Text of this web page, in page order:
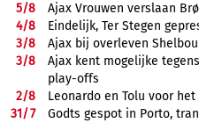
5/8
Ajax Vrouwen verslaan
4/8
Eindelijk, Ter Stegen
3/8
Ajax bij overleven
3/8
Ajax kent mogelijke
play-offs
2/8
Leonardo en Tolu voor
31/7
Godts gespot in Porto,